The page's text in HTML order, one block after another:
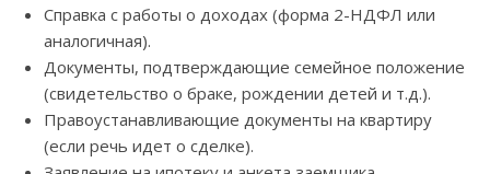
Справка с работы о доходах (форма 2-НДФЛ или
аналогичная).
Документы, подтверждающие семейное положение
(свидетельство о браке, рождении детей и т.д.).
Правоустанавливающие документы на квартиру
(если речь идет о сделке).